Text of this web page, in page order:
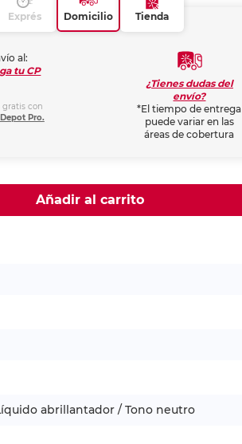
Exprés Domicilio Tienda
al:
tu CP
gratis con
Pro.
¿Tienes dudas del
envío?
*El tiempo de entrega
puede variar en las
áreas de cobertura
Añadir al carrito
abrillantador / Tono neutro